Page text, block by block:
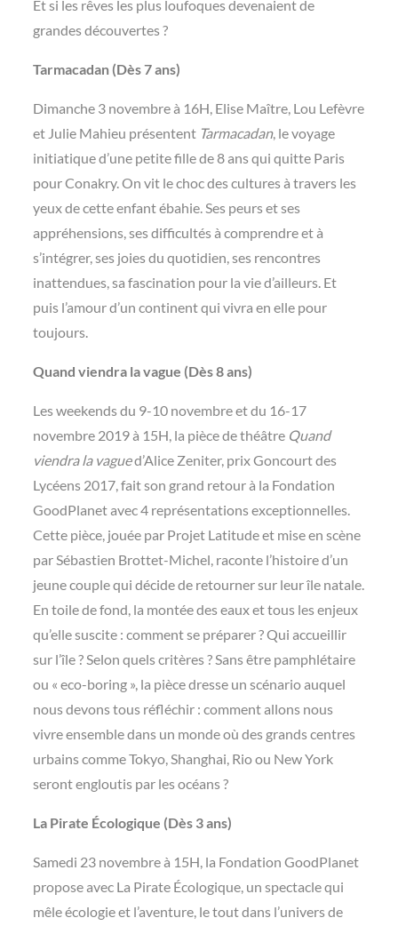
Et si les rêves les plus loufoques devenaient de
grandes découvertes ?
Tarmacadan (Dès 7 ans)
Dimanche 3 novembre à 16H, Elise Maître, Lou Lefèvre
et Julie Mahieu présentent Tarmacadan, le voyage
initiatique d’une petite fille de 8 ans qui quitte Paris
pour Conakry. On vit le choc des cultures à travers les
yeux de cette enfant ébahie. Ses peurs et ses
appréhensions, ses difficultés à comprendre et à
s’intégrer, ses joies du quotidien, ses rencontres
inattendues, sa fascination pour la vie d’ailleurs. Et
puis l’amour d’un continent qui vivra en elle pour
toujours.
Quand viendra la vague (Dès 8 ans)
Les weekends du 9-10 novembre et du 16-17
novembre 2019 à 15H, la pièce de théâtre Quand
viendra la vagued’Alice Zeniter, prix Goncourt des
Lycéens 2017, fait son grand retour à la Fondation
GoodPlanet avec 4 représentations exceptionnelles.
Cette pièce, jouée par Projet Latitude et mise en scène
par Sébastien Brottet-Michel, raconte l’histoire d’un
jeune couple qui décide de retourner sur leur île natale.
En toile de fond, la montée des eaux et tous les enjeux
qu’elle suscite : comment se préparer ? Qui accueillir
sur l’île ? Selon quels critères ? Sans être pamphlétaire
ou « eco-boring », la pièce dresse un scénario auquel
nous devons tous réfléchir : comment allons nous
vivre ensemble dans un monde où des grands centres
urbains comme Tokyo, Shanghai, Rio ou New York
seront engloutis par les océans ?
La Pirate Écologique (Dès 3 ans)
Samedi 23 novembre à 15H, la Fondation GoodPlanet
propose avec La Pirate Écologique, un spectacle qui
mêle écologie et l’aventure, le tout dans l’univers de